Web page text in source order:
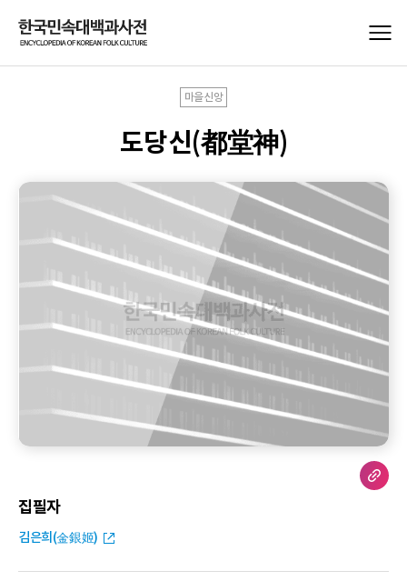
마을신앙
도당신(都堂神)
집필자
김은희(金銀姬)